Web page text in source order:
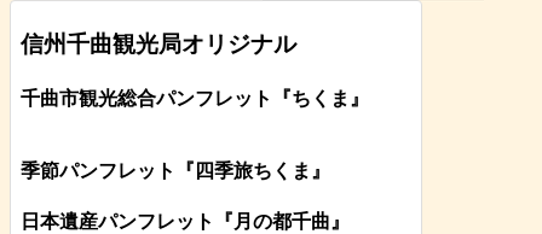
信州千曲観光局オリジナル
千曲市観光総合パンフレット 『ちくま 』
季節パンフレット『四季旅ちくま』
日本遺産パンフレット 『月の都千曲 』